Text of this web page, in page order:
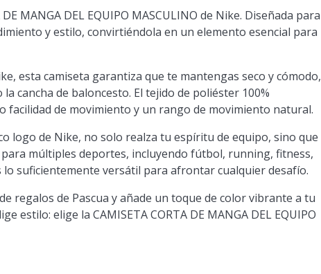
MANGA DEL EQUIPO MASCULINO de Nike. Diseñada para
y estilo, convirtiéndola en un elemento esencial para
esta camiseta garantiza que te mantengas seco y cómodo,
cancha de baloncesto. El tejido de poliéster 100%
de movimiento y un rango de movimiento natural.
logo de Nike, no solo realza tu espíritu de equipo, sino que
múltiples deportes, incluyendo fútbol, running, fitness,
suficientemente versátil para afrontar cualquier desafío.
regalos de Pascua y añade un toque de color vibrante a tu
estilo: elige la CAMISETA CORTA DE MANGA DEL EQUIPO